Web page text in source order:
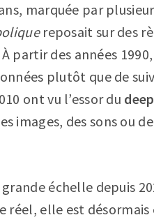
marquée par
reposait sur des
partir des années
plutôt que de
ont vu l’essor du
images, des sons ou
échelle depuis
réel, elle est